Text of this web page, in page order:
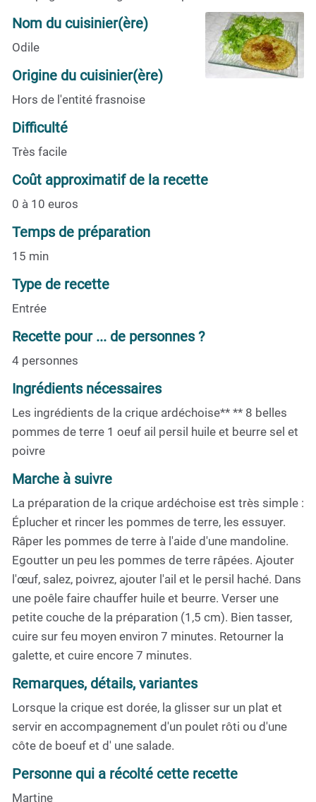
Nom du cuisinier(ère)
Odile
Origine du cuisinier(ère)
Hors de l'entité frasnoise
Difficulté
Très facile
Coût approximatif de la recette
0 à 10 euros
Temps de préparation
15 min
Type de recette
Entrée
Recette pour ... de personnes ?
4 personnes
Ingrédients nécessaires
Les ingrédients de la crique ardéchoise** ** 8 belles
pommes de terre 1 oeuf ail persil huile et beurre sel et
poivre
Marche à suivre
La préparation de la crique ardéchoise est très simple :
Éplucher et rincer les pommes de terre, les essuyer.
Râper les pommes de terre à l'aide d'une mandoline.
Egoutter un peu les pommes de terre râpées. Ajouter
l'œuf, salez, poivrez, ajouter l'ail et le persil haché. Dans
une poêle faire chauffer huile et beurre. Verser une
petite couche de la préparation (1,5 cm). Bien tasser,
cuire sur feu moyen environ 7 minutes. Retourner la
galette, et cuire encore 7 minutes.
Remarques, détails, variantes
Lorsque la crique est dorée, la glisser sur un plat et
servir en accompagnement d'un poulet rôti ou d'une
côte de boeuf et d' une salade.
Personne qui a récolté cette recette
Martine